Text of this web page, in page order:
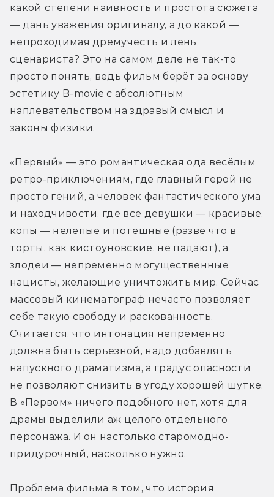
какой степени наивность и простота сюжета
— дань уважения оригиналу, а до какой —
непроходимая дремучесть и лень
сценариста? Это на самом деле не так-то
просто понять, ведь фильм берёт за основу
эстетику B-movie с абсолютным
наплевательством на здравый смысл и
законы физики.
«Первый» — это романтическая ода весёлым
ретро-приключениям, где главный герой не
просто гений, а человек фантастического ума
и находчивости, где все девушки — красивые,
копы — нелепые и потешные (разве что в
торты, как кистоуновские, не падают), а
злодеи — непременно могущественные
нацисты, желающие уничтожить мир. Сейчас
массовый кинематограф нечасто позволяет
себе такую свободу и раскованность.
Считается, что интонация непременно
должна быть серьёзной, надо добавлять
напускного драматизма, а градус опасности
не позволяют снизить в угоду хорошей шутке.
В «Первом» ничего подобного нет, хотя для
драмы выделили аж целого отдельного
персонажа. И он настолько старомодно-
придурочный, насколько нужно.
Проблема фильма в том, что история